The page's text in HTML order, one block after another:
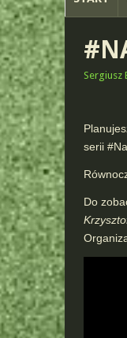
Sergiusz
serii
Do